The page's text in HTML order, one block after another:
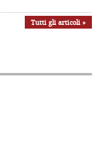
Tutti gli articoli »